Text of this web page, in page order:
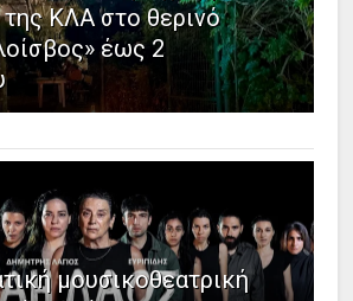
ΚΛΑ στο θερινό
έως 2
μουσικοθεατρική